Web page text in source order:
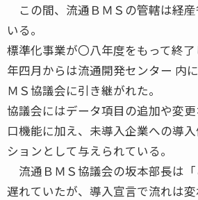
この間、流通ＢＭＳの管轄は経
いる。
標準化事業が〇八年度をもって終
年四月からは流通開発センター 内
ＭＳ協議会に引き継がれた。
協議会にはデータ項目の追加や変
口機能に加え、未導入企業への導
ションとして与えられている。
流通ＢＭＳ協議会の坂本部長は
遅れていたが、導入宣言で流れは変